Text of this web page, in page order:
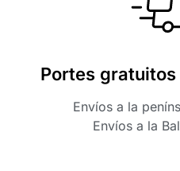
Portes
Envíos a la
Envíos a la